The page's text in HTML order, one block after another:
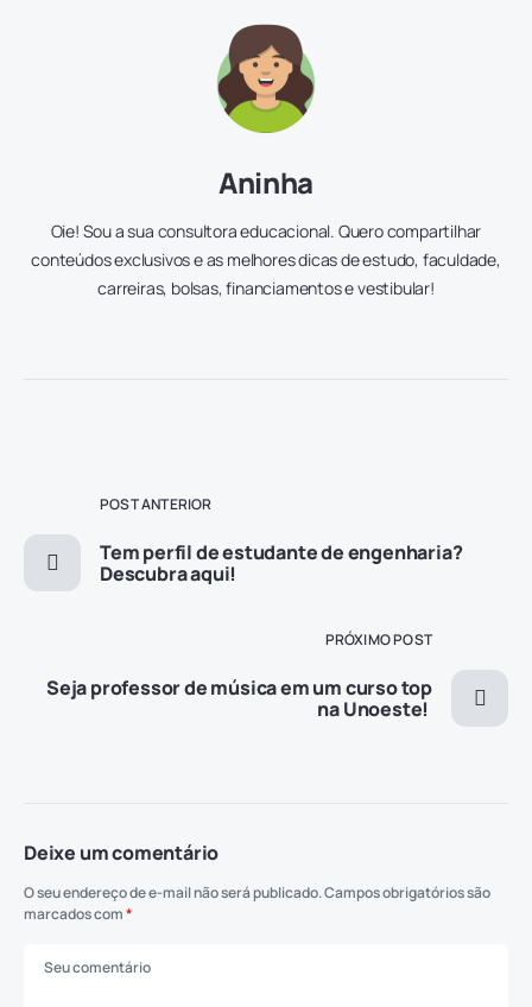
Aninha
Oie! Sou a sua consultora educacional. Quero compartilhar
conteúdos exclusivos e as melhores dicas de estudo, faculdade,
carreiras, bolsas, financiamentos e vestibular!
POST ANTERIOR
Tem perfil de estudante de engenharia?
Descubra aqui!
PRÓXIMO POST
Seja professor de música em um curso top
na Unoeste!
Deixe um comentário
O seu endereço de e-mail não será publicado.Campos obrigatórios são
marcados com*